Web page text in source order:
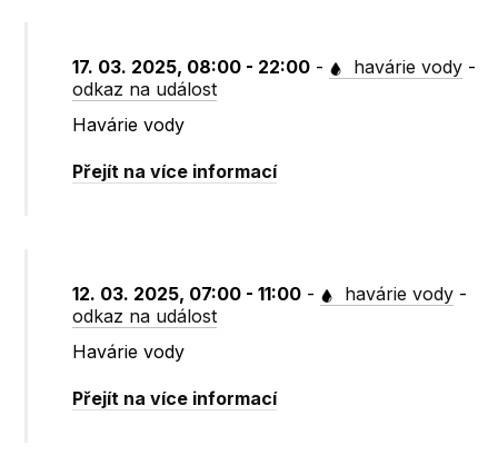
17. 03. 2025, 08:00 - 22:00 - havárie vody -
odkaz na událost
Havárie vody
Přejít na více informací
12. 03. 2025, 07:00 - 11:00 - havárie vody -
odkaz na událost
Havárie vody
Přejít na více informací